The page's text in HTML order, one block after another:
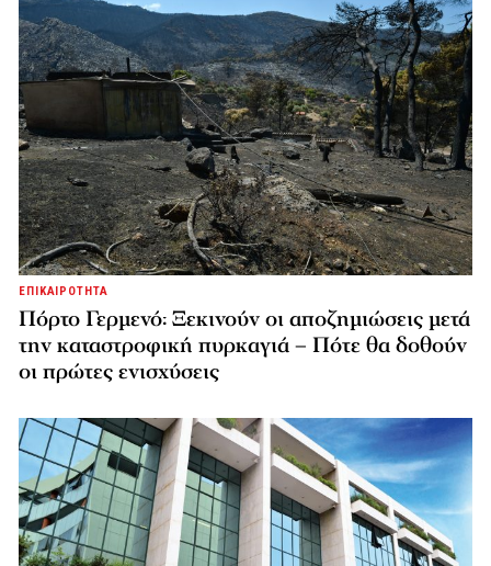
ΕΠΙΚΑΙΡΟΤΗΤΑ
Πόρτο Γερμενό: Ξεκινούν οι αποζημιώσεις μετά
την καταστροφική πυρκαγιά – Πότε θα δοθούν
οι πρώτες ενισχύσεις